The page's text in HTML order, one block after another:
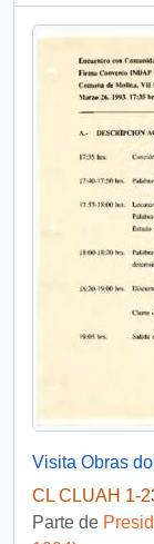
CL CLUAH 1-
Parte de